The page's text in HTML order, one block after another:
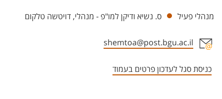
יחידות
מנהלי פעיל ס. נשיא ודיקן למו"פ - מנהלי, דויטשה טלקום
shemtoa@post.bgu.ac.il
כניסת סגל לעדכון פרטים בעמוד